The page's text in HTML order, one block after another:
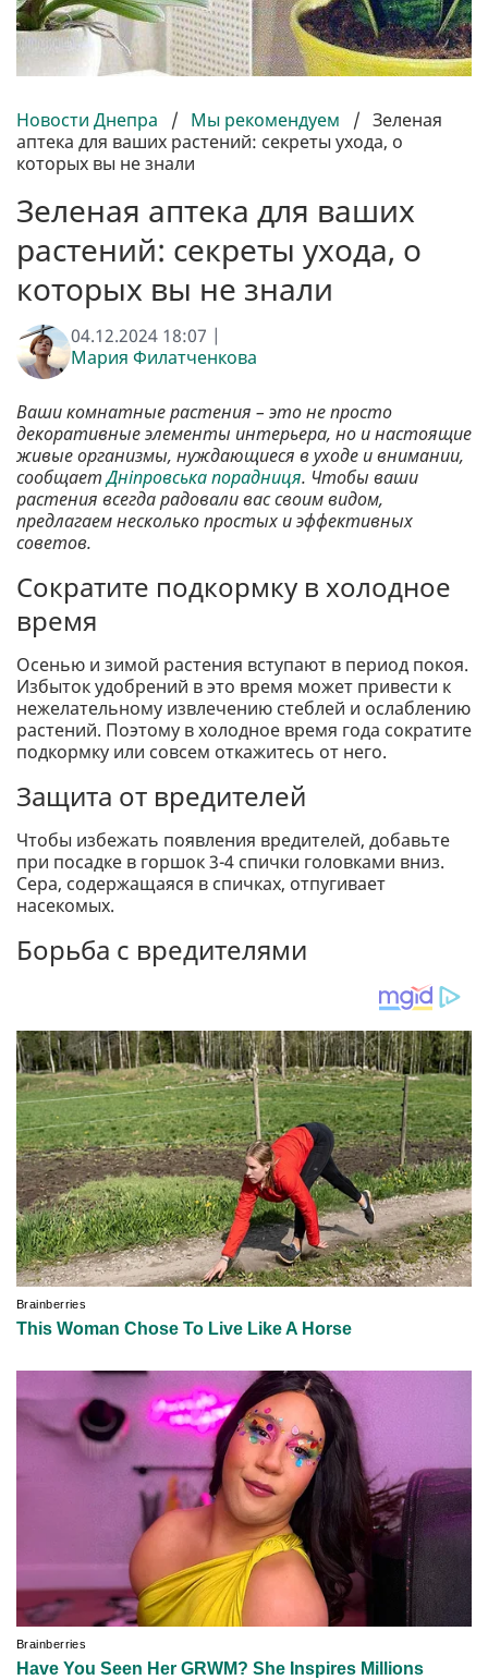
Новости Днепра / Мы рекомендуем / Зеленая
аптека для ваших растений: секреты ухода, о
которых вы не знали
Зеленая аптека для ваших
растений: секреты ухода, о
которых вы не знали
04.12.2024 18:07 |
Мария Филатченкова
Ваши комнатные растения – это не просто
декоративные элементы интерьера, но и настоящие
живые организмы, нуждающиеся в уходе и внимании,
сообщаетДніпровська порадниця. Чтобы ваши
растения всегда радовали вас своим видом,
предлагаем несколько простых и эффективных
советов.
Сократите подкормку в холодное
время
Осенью и зимой растения вступают в период покоя.
Избыток удобрений в это время может привести к
нежелательному извлечению стеблей и ослаблению
растений. Поэтому в холодное время года сократите
подкормку или совсем откажитесь от него.
Защита от вредителей
Чтобы избежать появления вредителей, добавьте
при посадке в горшок 3-4 спички головками вниз.
Сера, содержащаяся в спичках, отпугивает
насекомых.
Борьба с вредителями